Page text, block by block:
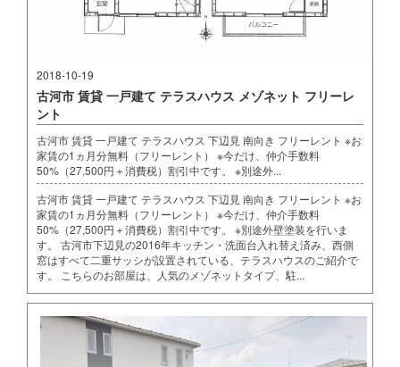
2018-10-19
古河市 賃貸 一戸建て テラスハウス メゾネット フリーレ
ント
古河市 賃貸 一戸建て テラスハウス 下辺見 南向き フリーレント ※お
家賃の1ヵ月分無料（フリーレント） ※今だけ、仲介手数料
50%（27,500円＋消費税）割引中です。 ※別途外...
古河市 賃貸 一戸建て テラスハウス 下辺見 南向き フリーレント ※お
家賃の1ヵ月分無料（フリーレント） ※今だけ、仲介手数料
50%（27,500円＋消費税）割引中です。 ※別途外壁塗装を行いま
す。 古河市下辺見の2016年キッチン・洗面台入れ替え済み、西側
窓はすべて二重サッシが設置されている、テラスハウスのご紹介で
す。 こちらのお部屋は、人気のメゾネットタイプ、駐...